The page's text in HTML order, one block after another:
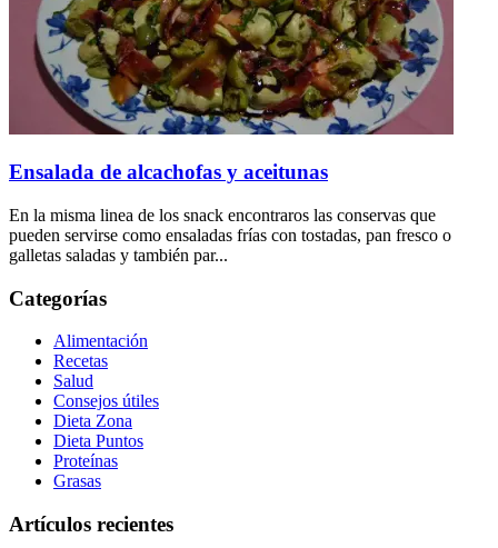
Ensalada de alcachofas y aceitunas
En la misma linea de los snack encontraros las conservas que
pueden servirse como ensaladas frías con tostadas, pan fresco o
galletas saladas y también par...
Categorías
Alimentación
Recetas
Salud
Consejos útiles
Dieta Zona
Dieta Puntos
Proteínas
Grasas
Artículos recientes